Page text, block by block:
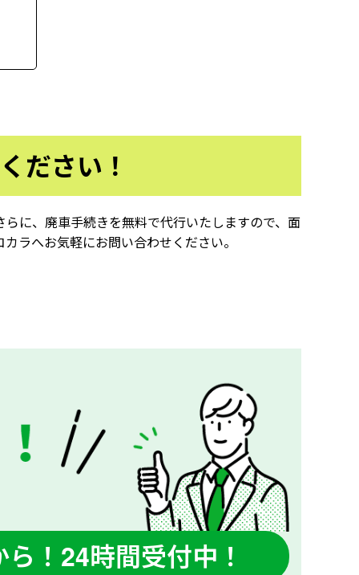
ださい！
に、廃車手続きを無料で代行いたしますので、面
ラへお気軽にお問い合わせください。
！ 24時間受付中！